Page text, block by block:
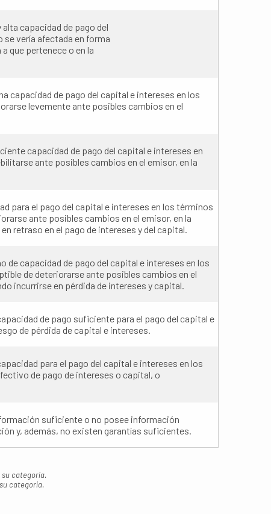
capacidad de pago del
vería afectada en forma
que pertenece o en la
capacidad de pago del capital e intereses en los
levemente ante posibles cambios en el
capacidad de pago del capital e intereses en
ante posibles cambios en el emisor, en la
para el pago del capital e intereses en los términos
ante posibles cambios en el emisor, en la
retraso en el pago de intereses y del capital.
de capacidad de pago del capital e intereses en los
de deteriorarse ante posibles cambios en el
incurrirse en pérdida de intereses y capital.
de pago suficiente para el pago del capital e
de pérdida de capital e intereses.
para el pago del capital e intereses en los
de pago de intereses o capital, o
suficiente o no posee información
y, además, no existen garantías suficientes.
su categoría.
categoría.